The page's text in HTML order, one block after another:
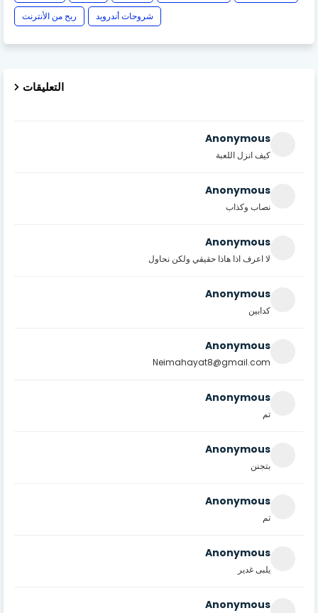
ربح من الأنترنت
شروحات أندرويد
التعليقات
Anonymous
كيف انزل اللعبة
Anonymous
نصاب وكذاب
Anonymous
لا اعرف اذا هاذا حقيقي ولكن نحاول
Anonymous
كدابين
Anonymous
Neimahayat8@gmail.com
Anonymous
تم
Anonymous
بتجنن
Anonymous
تم
Anonymous
يلبى غدير
Anonymous